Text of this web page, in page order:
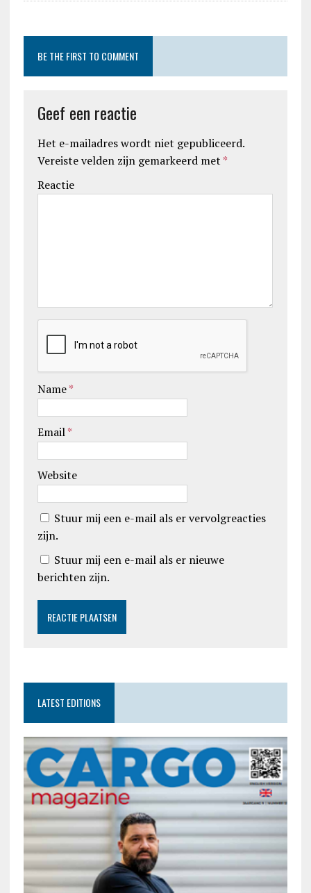
BE THE FIRST TO COMMENT
Geef een reactie
Het e-mailadres wordt niet gepubliceerd.
Vereiste velden zijn gemarkeerd met *
Reactie
Name*
Email*
Website
Stuur mij een e-mail als er vervolgreacties
zijn.
Stuur mij een e-mail als er nieuwe
berichten zijn.
LATEST EDITIONS